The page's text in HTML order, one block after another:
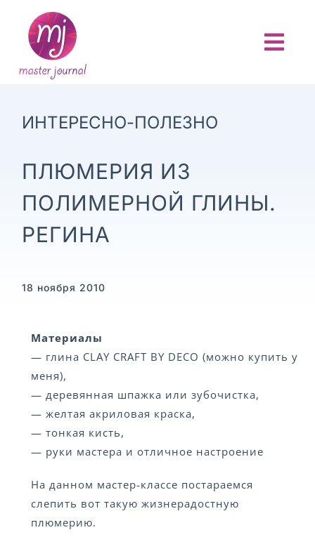
content
ИНТЕРЕСНО-ПОЛЕЗНО
ПЛЮМЕРИЯ ИЗ
ПОЛИМЕРНОЙ ГЛИНЫ.
РЕГИНА
18 ноября 2010
Материалы
— глина CLAY CRAFT BY DECO (можно купить у
меня),
— деревянная шпажка или зубочистка,
— желтая акриловая краска,
— тонкая кисть,
— руки мастера и отличное настроение
На данном мастер-классе постараемся
слепить вот такую жизнерадостную
плюмерию.